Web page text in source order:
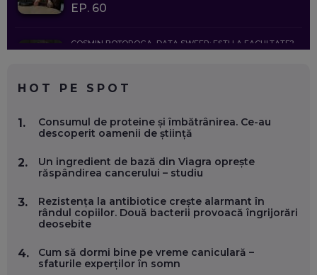
EP. 60
COSMIN BOȚOROGA, DATA SWEEP: EȘTI LA FACULTATE?
FOLOSEȘTI TEHNOLOGIA CA SĂ FII MAI BUN LA JOB. ȘI CUM
SE VA SCHIMBA MUNCA, ÎN URMĂTORII ANI
FOLOSEȘTI TEHNOLOGIA CA SĂ ÎȚI DESCHIZI DRUMUL
CĂTRE ARTĂ, LA NIVEL GLOBAL
EP. 57
ANDREI AVĂDANEI, BIT SENTINEL: CUM ÎȚI PROTEJEZI
EFICIENT VIAȚA ONLINE. ȘI CARE SUNT PRIMII PAȘI ÎNTR-O
HOT PE SPOT
1.
Consumul de proteine și îmbătrânirea. Ce-au
descoperit oamenii de știință
2.
Un ingredient de bază din Viagra oprește
răspândirea cancerului – studiu
3.
Rezistența la antibiotice crește alarmant în
rândul copiilor. Două bacterii provoacă îngrijorări
deosebite
4.
Cum să dormi bine pe vreme caniculară –
sfaturile experților în somn